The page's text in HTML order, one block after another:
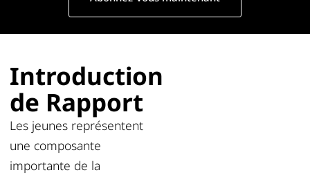
Introduction
de Rapport
Les jeunes représentent
une composante
importante de la